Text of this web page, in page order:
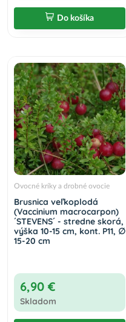
Do košíka
Ovocné kríky a drobné ovocie
Brusnica veľkoplodá
(Vaccinium macrocarpon)
´STEVENS´ - stredne skorá,
výška 10-15 cm, kont. P11, ∅
15-20 cm
6,90 €
Skladom